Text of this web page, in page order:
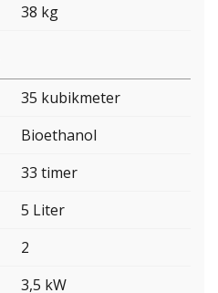
38 kg
35 kubikmeter
Bioethanol
33 timer
5 Liter
2
3,5 kW